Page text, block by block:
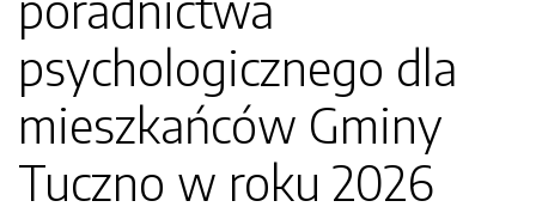
psychologicznego dla
mieszkańców Gminy
Tuczno w roku 2026